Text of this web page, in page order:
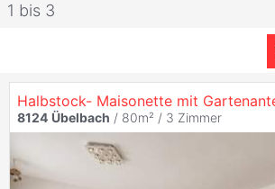
1 bis 3
8124 Übelbach / 80m² / 3 Zimmer